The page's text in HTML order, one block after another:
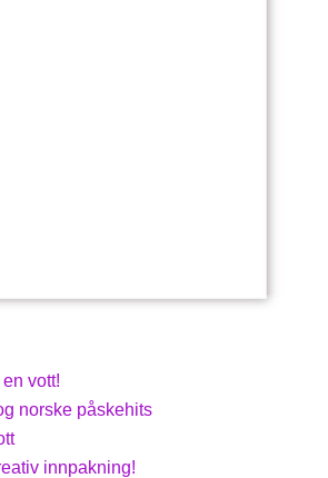
vott!
norske påskehits
innpakning!